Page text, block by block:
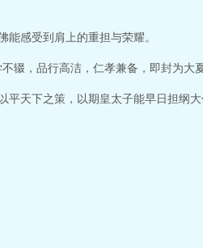
感受到肩上的重担与荣耀。
辍，品行高洁，仁孝兼备，即封为大夏
平天下之策，以期皇太子能早日担纲